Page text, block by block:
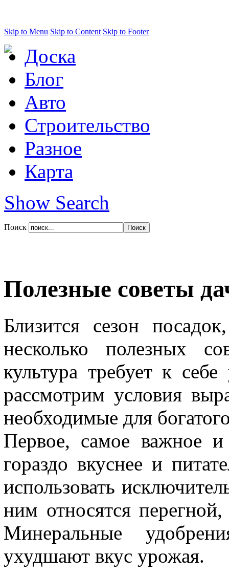
Skip to Menu Skip to Content Skip to Footer
Доска
Блог
Авто
Строительство
Разное
Карта
Show Search
Поиск
Полезные советы
Близится сезон
несколько полезных
культура требует к
рассмотрим условия
необходимые для
Первое, самое важное
гораздо вкуснее и
использовать
ним относятся
Минеральные
ухудшают вкус урожая.